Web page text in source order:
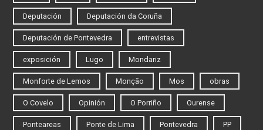
Deputación Deputación da Coruña
Deputación de Pontevedra entrevistas
exposición Lugo Mondariz
Monforte de Lemos Monção Mos obras
O Covelo Opinión O Porriño Ourense
Ponteareas Ponte de Lima Pontevedra PP